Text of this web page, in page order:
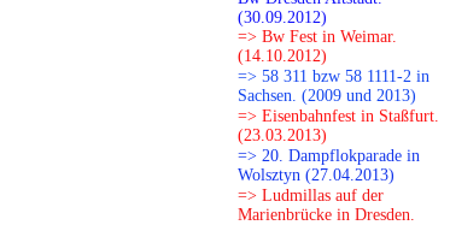
(30.09.2012)
=> Bw Fest in Weimar.
(14.10.2012)
=> 58 311 bzw 58 1111-2 in
Sachsen. (2009 und 2013)
=> Eisenbahnfest in Staßfurt.
(23.03.2013)
=> 20. Dampflokparade in
Wolsztyn (27.04.2013)
=> Ludmillas auf der
Marienbrücke in Dresden.